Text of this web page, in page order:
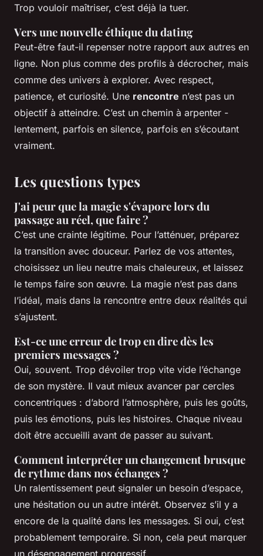
Trop vouloir maîtriser, c’est déjà la tuer.
Vers une nouvelle éthique du dating
Peut-être faut-il repenser notre rapport aux autres en
ligne. Non plus comme des profils à décrocher, mais
comme des univers à explorer. Avec respect,
patience, et curiosité. Une rencontre n’est pas un
objectif à atteindre. C’est un chemin à arpenter -
lentement, parfois en silence, parfois en s’écoutant
vraiment.
Les questions types
J'ai peur que la magie s'évapore lors du
passage au réel, que faire ?
C’est une crainte légitime. Pour l’atténuer, préparez
la transition avec douceur. Parlez de vos attentes,
choisissez un lieu neutre mais chaleureux, et laissez
le temps faire son œuvre. La magie n’est pas dans
l’idéal, mais dans la rencontre entre deux réalités qui
s’ajustent.
Est-ce une erreur de trop en dire dès les
premiers messages ?
Oui, souvent. Trop dévoiler trop vite vide l’échange
de son mystère. Il vaut mieux avancer par cercles
concentriques : d’abord l’atmosphère, puis les goûts,
puis les émotions, puis les histoires. Chaque niveau
doit être accueilli avant de passer au suivant.
Comment interpréter un changement brusque
de rythme dans nos échanges ?
Un ralentissement peut signaler un besoin d’espace,
une hésitation ou un autre intérêt. Observez s’il y a
encore de la qualité dans les messages. Si oui, c’est
probablement temporaire. Si non, cela peut marquer